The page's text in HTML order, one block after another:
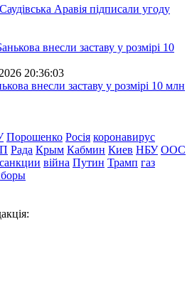
Аравія підписали угоду
20:36:03
внесли заставу у розмірі 10 млн
Порошенко Росія коронавирус
Рада Крым Кабмин Киев НБУ ООС
санкции війна Путин Трамп газ